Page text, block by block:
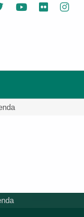
Twitter YouTube
Flickr